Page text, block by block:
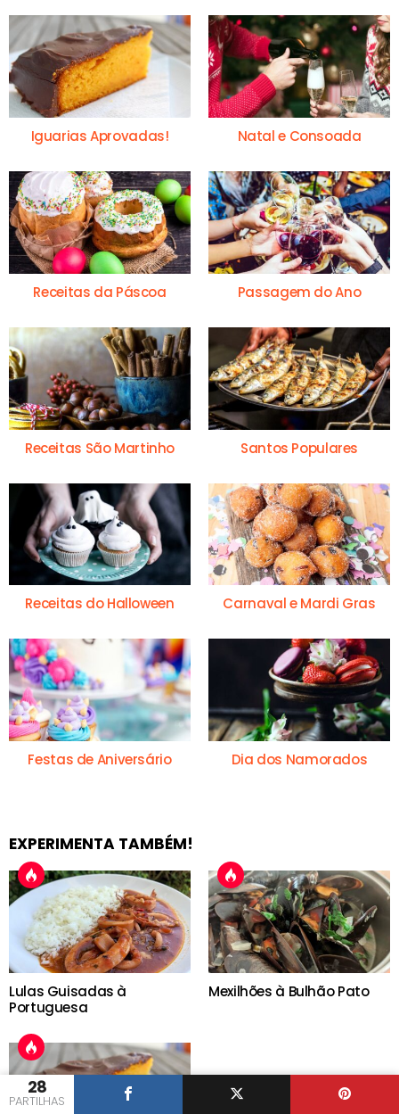
28
PARTILHAS
Iguarias Aprovadas! Natal e Consoada
Receitas da Páscoa Passagem do Ano
Receitas São Martinho Santos Populares
Receitas do Halloween Carnaval e Mardi Gras
Festas de Aniversário Dia dos Namorados
EXPERIMENTA TAMBÉM!
Lulas Guisadas à
Portuguesa
Mexilhões à Bulhão Pato